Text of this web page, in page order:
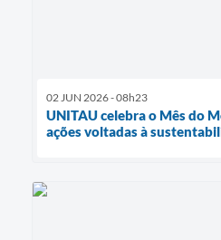
02 JUN 2026 - 08h23
UNITAU celebra o Mês do
ações voltadas à